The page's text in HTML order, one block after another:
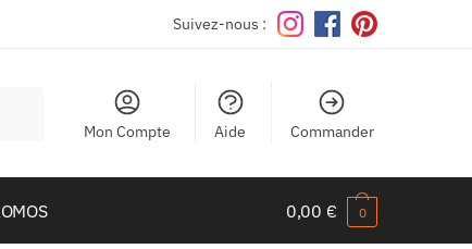
Suivez-nous :
Mon Compte Aide Commander
0,00 € 0